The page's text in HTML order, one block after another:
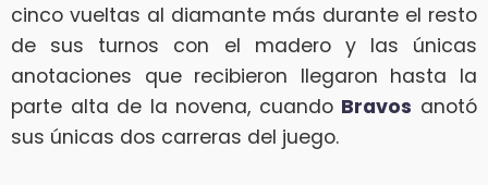
cinco vueltas al diamante más durante el resto
de sus turnos con el madero y las únicas
anotaciones que recibieron llegaron hasta la
parte alta de la novena, cuando Bravos anotó
sus únicas dos carreras del juego.